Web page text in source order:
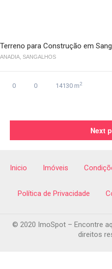
Terreno para Construção em
ANADIA, SANGALHOS
0 0 14130 m2
Next
Inicio Imóveis
Política de Privacidade
© 2020 ImoSpot – Encontre
direitos